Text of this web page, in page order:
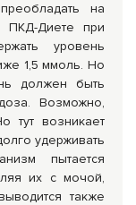
на
Диете при
уровень
1,5 ммоль. Но
должен быть
Возможно,
тут возникает
удерживать
пытается
их с мочой,
также